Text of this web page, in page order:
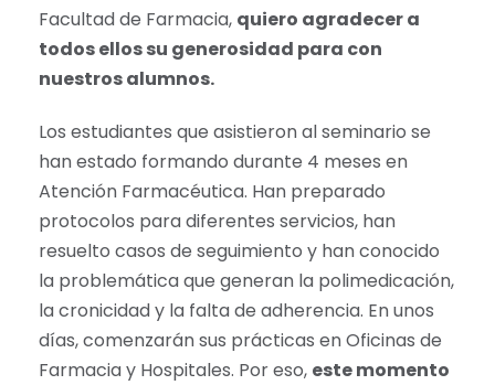
Facultad de Farmacia, quiero agradecer a
todos ellos su generosidad para con
nuestros alumnos.
Los estudiantes que asistieron al seminario se
han estado formando durante 4 meses en
Atención Farmacéutica. Han preparado
protocolos para diferentes servicios, han
resuelto casos de seguimiento y han conocido
la problemática que generan la polimedicación,
la cronicidad y la falta de adherencia. En unos
días, comenzarán sus prácticas en Oficinas de
Farmacia y Hospitales. Por eso, este momento